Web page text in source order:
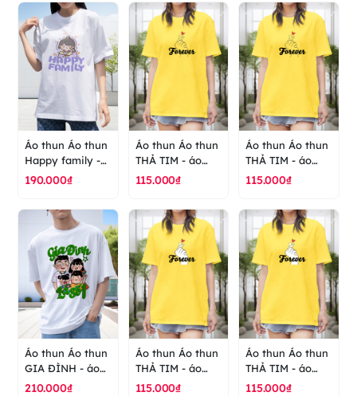
Áo thun Áo thun
Happy family -
áo thun cao cấp
190.000₫
Áo thun Áo thun
THẢ TIM - áo
thun cao cấp
115.000₫
Áo thun Áo thun
THẢ TIM - áo
thun cao cấp
115.000₫
Áo thun Áo thun
GIA ĐÌNH - áo
thun cao cấp
210.000₫
Áo thun Áo thun
THẢ TIM - áo
thun cao cấp
115.000₫
Áo thun Áo thun
THẢ TIM - áo
thun cao cấp
115.000₫